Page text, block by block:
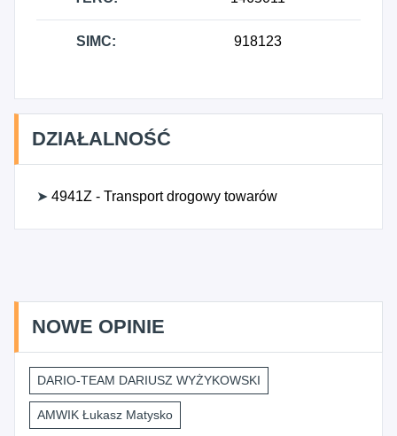
SIMC: 918123
DZIAŁALNOŚĆ
➤ 4941Z - Transport drogowy towarów
NOWE OPINIE
DARIO-TEAM DARIUSZ WYŻYKOWSKI
AMWIK Łukasz Matysko